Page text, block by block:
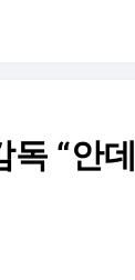
독 “안데